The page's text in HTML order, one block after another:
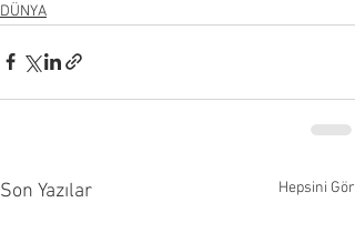
DÜNYA
Son Yazılar Hepsini Gör